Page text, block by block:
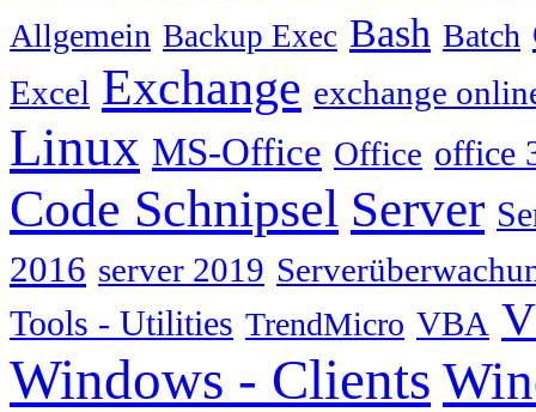
Allgemein Backup Exec Bash Batch
Excel Exchange exchange
Linux MS-Office Office office
Code Schnipsel Server
2016 server 2019
Tools - Utilities TrendMicro VBA
Windows - Clients